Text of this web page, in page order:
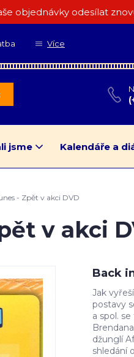
objednávky odesílat
Více
jsme Kalendáře a
- Zpět v akci DVD
v akci
Back
Jak
postavy
a spol.
džunglí
shledání